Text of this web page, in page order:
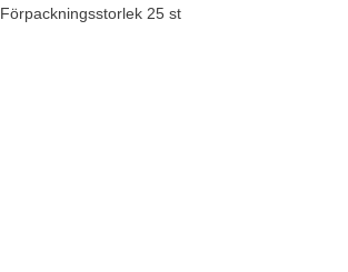
Förpackningsstorlek 25 st